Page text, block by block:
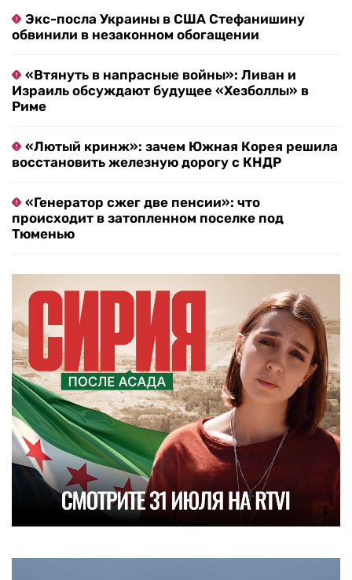
Экс-посла Украины в США Стефанишину
обвинили в незаконном обогащении
«Втянуть в напрасные войны»: Ливан и
Израиль обсуждают будущее «Хезболлы» в
Риме
«Лютый кринж»: зачем Южная Корея решила
восстановить железную дорогу с КНДР
«Генератор сжег две пенсии»: что
происходит в затопленном поселке под
Тюменью